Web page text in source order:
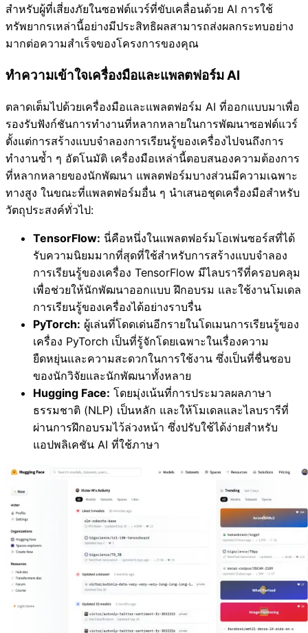
สำหรับผู้ที่เสี่ยงภัยในซอฟต์แวร์ที่ขับเคลื่อนด้วย AI การใช้
ทรัพยากรเหล่านี้อย่างมีประสิทธิผลสามารถส่งผลกระทบอย่าง
มากต่อความสำเร็จของโครงการของคุณ
ทำความเข้าใจเครื่องมือและแพลตฟอร์ม AI
ตลาดเต็มไปด้วยเครื่องมือและแพลตฟอร์ม AI ที่ออกแบบมาเพื่อ
รองรับฟังก์ชันการทำงานที่หลากหลายในการพัฒนาซอฟต์แวร์
ตั้งแต่การสร้างแบบจำลองการเรียนรู้ของเครื่องไปจนถึงการ
ทำงานซ้ำ ๆ อัตโนมัติ เครื่องมือเหล่านี้ตอบสนองความต้องการ
ที่หลากหลายของนักพัฒนา แพลตฟอร์มบางส่วนมีความเฉพาะ
ทางสูง ในขณะที่แพลตฟอร์มอื่น ๆ นำเสนอชุดเครื่องมือสำหรับ
วัตถุประสงค์ทั่วไป:
TensorFlow: นี่คือหนึ่งในแพลตฟอร์มโอเพ่นซอร์สที่ได้
รับความนิยมมากที่สุดที่ใช้สำหรับการสร้างแบบจำลอง
การเรียนรู้ของเครื่อง TensorFlow มีไลบรารีที่ครอบคลุม
เพื่อช่วยให้นักพัฒนาออกแบบ ฝึกอบรม และใช้งานโมเดล
การเรียนรู้ของเครื่องได้อย่างราบรื่น
PyTorch: ผู้เล่นที่โดดเด่นอีกรายในโดเมนการเรียนรู้ของ
เครื่อง PyTorch เป็นที่รู้จักโดยเฉพาะในเรื่องความ
ยืดหยุ่นและความสะดวกในการใช้งาน ซึ่งเป็นที่ชื่นชอบ
ของนักวิจัยและนักพัฒนาทั้งหลาย
Hugging Face: โดยมุ่งเน้นที่การประมวลผลภาษา
ธรรมชาติ (NLP) เป็นหลัก และให้โมเดลและไลบรารีที่
ผ่านการฝึกอบรมไว้ล่วงหน้า ซึ่งปรับใช้ได้ง่ายสำหรับ
แอปพลิเคชัน AI ที่ใช้ภาษา